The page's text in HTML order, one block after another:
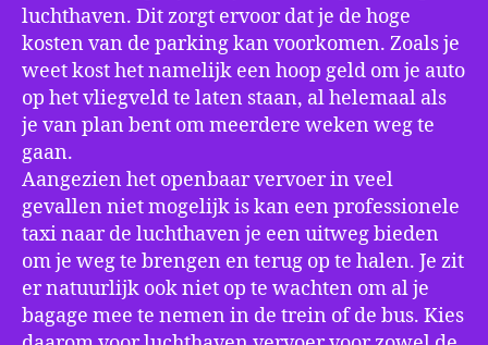
luchthaven. Dit zorgt ervoor dat je de hoge
kosten van de parking kan voorkomen. Zoals je
weet kost het namelijk een hoop geld om je auto
op het vliegveld te laten staan, al helemaal als
je van plan bent om meerdere weken weg te
gaan.
Aangezien het openbaar vervoer in veel
gevallen niet mogelijk is kan een professionele
taxi naar de luchthaven je een uitweg bieden
om je weg te brengen en terug op te halen. Je zit
er natuurlijk ook niet op te wachten om al je
bagage mee te nemen in de trein of de bus. Kies